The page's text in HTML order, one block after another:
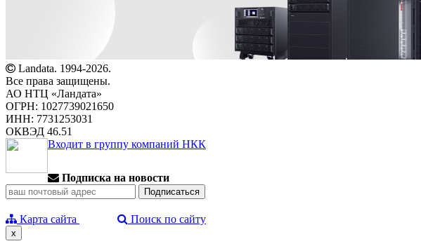
Landata. 1994-2026.
Все права защищены.
АО НТЦ «Ландата»
ОГРН: 1027739021650
ИНН: 7731253031
ОКВЭД 46.51
Входит в группу компаний НКК
Подписка на новости
Карта сайта Поиск по сайту
x